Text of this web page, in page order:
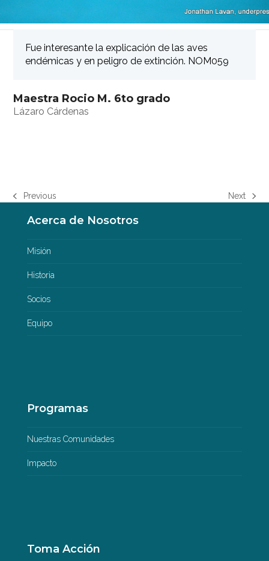
Fue interesante la explicación de las aves
endémicas y en peligro de extinción. NOM059
Maestra Rocio M. 6to grado
Lázaro Cárdenas
previous
Previous
next
Next
Acerca de Nosotros
Misión
Historia
Socios
Equipo
Programas
Nuestras Comunidades
Impacto
Toma Acción